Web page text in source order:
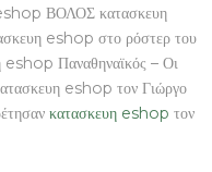
ΒΟΛΟΣ κατασκευη
eshop στο ρόστερ του
Παναθηναϊκός – Οι
eshop τον Γιώργο
κατασκευη eshop τον